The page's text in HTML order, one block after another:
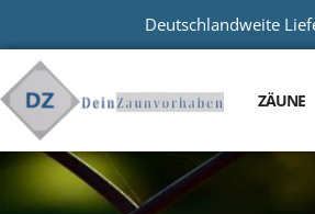
Deutschlandweite
ZÄUNE